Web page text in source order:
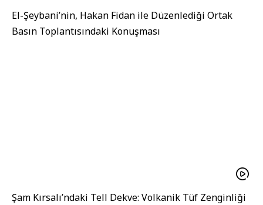
El-Şeybani’nin, Hakan Fidan ile Düzenlediği Ortak
Basın Toplantısındaki Konuşması
Şam Kırsalı’ndaki Tell Dekve: Volkanik Tüf Zenginliği